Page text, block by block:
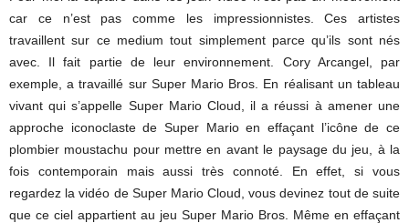
car ce n’est pas comme les impressionnistes. Ces artistes
travaillent sur ce medium tout simplement parce qu’ils sont nés
avec. Il fait partie de leur environnement. Cory Arcangel, par
exemple, a travaillé sur Super Mario Bros. En réalisant un tableau
vivant qui s’appelle Super Mario Cloud, il a réussi à amener une
approche iconoclaste de Super Mario en effaçant l’icône de ce
plombier moustachu pour mettre en avant le paysage du jeu, à la
fois contemporain mais aussi très connoté. En effet, si vous
regardez la vidéo de Super Mario Cloud, vous devinez tout de suite
que ce ciel appartient au jeu Super Mario Bros. Même en effaçant